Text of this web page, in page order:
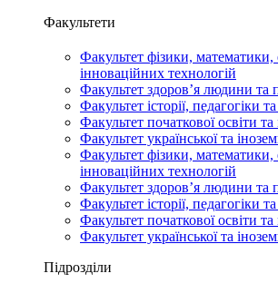
Факультети
Факультет фізики, математики,
інноваційних технологій
Факультет здоров’я людини та
Факультет історії, педагогіки
Факультет початкової освіти
Факультет української та
Факультет фізики, математики,
інноваційних технологій
Факультет здоров’я людини та
Факультет історії, педагогіки
Факультет початкової освіти
Факультет української та
Підрозділи